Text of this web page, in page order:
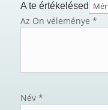
A te értékelésed
Az Ön véleménye *
Név *